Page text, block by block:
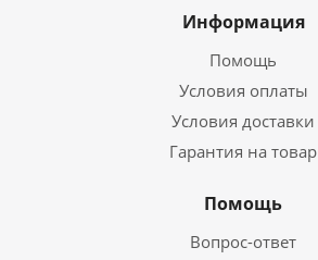
Информация
Помощь
Условия оплаты
Условия доставки
Гарантия на товар
Помощь
Вопрос-ответ